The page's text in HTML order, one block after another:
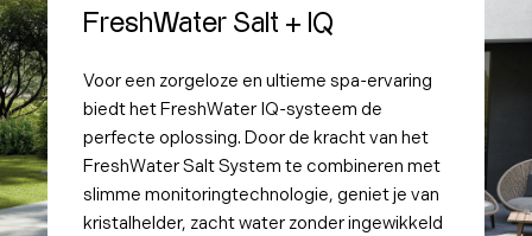
FreshWater Salt + IQ
Voor een zorgeloze en ultieme spa-ervaring
biedt het FreshWater IQ-systeem de
perfecte oplossing. Door de kracht van het
FreshWater Salt System te combineren met
slimme monitoringtechnologie, geniet je van
kristalhelder, zacht water zonder ingewikkeld